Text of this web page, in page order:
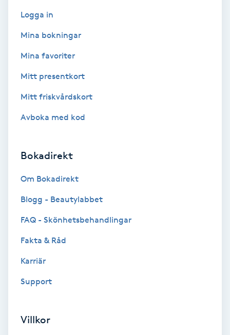
Kosmetisk tatuering
Kroppsinpackning
Kroppspeeling
Käkledsbehandling
Kärlbehandling
Laserbehandling
LED-ljusterapi
Logga in
Mina bokningar
Mina favoriter
Mitt presentkort
Mitt friskvårdskort
Avboka med kod
Bokadirekt
Om Bokadirekt
Blogg - Beautylabbet
FAQ - Skönhetsbehandlingar
Fakta & Råd
Karriär
Support
Villkor